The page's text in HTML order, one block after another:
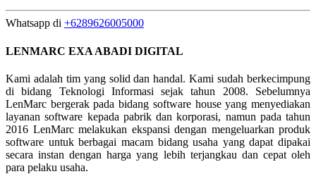
Whatsapp di +6289626005000
LENMARC EXA ABADI DIGITAL
Kami adalah tim yang solid dan handal. Kami sudah berkecimpung
di bidang Teknologi Informasi sejak tahun 2008. Sebelumnya
LenMarc bergerak pada bidang software house yang menyediakan
layanan software kepada pabrik dan korporasi, namun pada tahun
2016 LenMarc melakukan ekspansi dengan mengeluarkan produk
software untuk berbagai macam bidang usaha yang dapat dipakai
secara instan dengan harga yang lebih terjangkau dan cepat oleh
para pelaku usaha.